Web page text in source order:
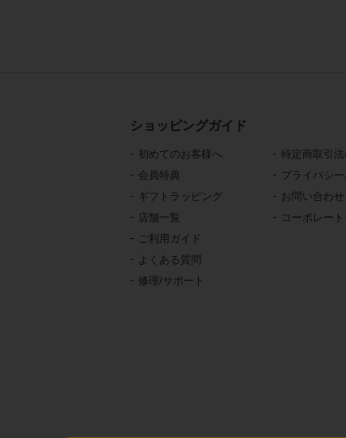
ショッピングガイド
初めてのお客様へ
会員特典
ギフトラッピング
店舗一覧
ご利用ガイド
よくある質問
修理/サポート
特定商取引
プライバシ
お問い合わせ
コーポレート